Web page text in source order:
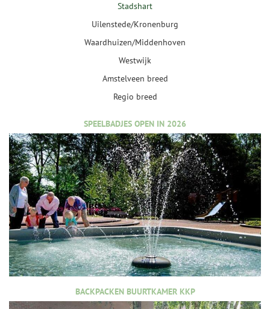
Stadshart
Uilenstede/Kronenburg
Waardhuizen/Middenhoven
Westwijk
Amstelveen breed
Regio breed
SPEELBADJES OPEN IN 2026
BACKPACKEN BUURTKAMER KKP